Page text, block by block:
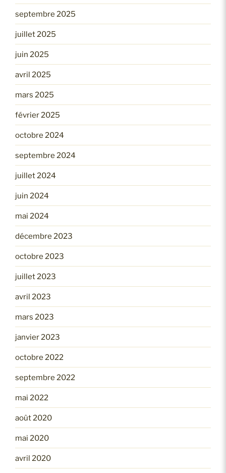
septembre 2025
juillet 2025
juin 2025
avril 2025
mars 2025
février 2025
octobre 2024
septembre 2024
juillet 2024
juin 2024
mai 2024
décembre 2023
octobre 2023
juillet 2023
avril 2023
mars 2023
janvier 2023
octobre 2022
septembre 2022
mai 2022
août 2020
mai 2020
avril 2020